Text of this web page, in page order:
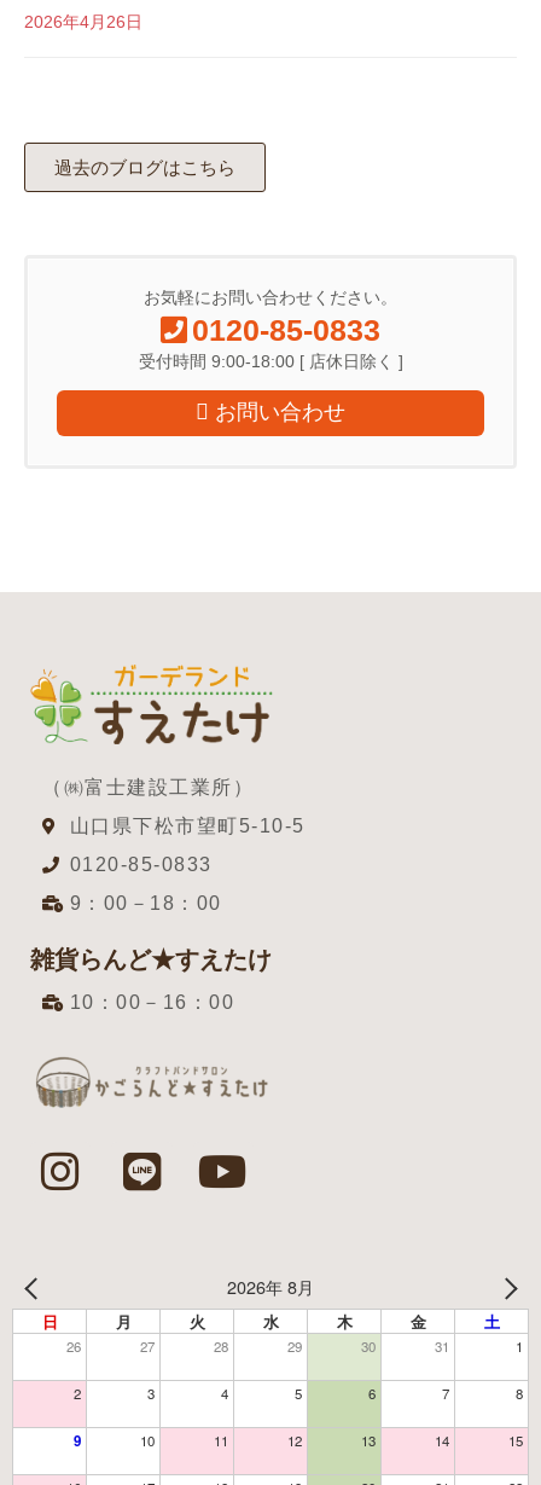
2026年4月26日
過去のブログはこちら
お気軽にお問い合わせください。
0120-85-0833
受付時間 9:00-18:00 [ 店休日除く ]
お問い合わせ
（㈱富士建設工業所）
山口県下松市望町5-10-5
0120-85-0833
9：00－18：00
雑貨らんど★すえたけ
10：00－16：00
2026年 8月
日 月 火 水 木 金 土
26 27 28 29 30 31 1
2 3 4 5 6 7 8
9 10 11 12 13 14 15